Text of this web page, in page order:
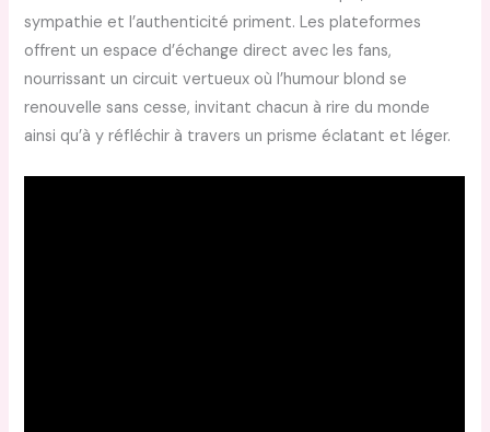
sympathie et l’authenticité priment. Les plateformes
offrent un espace d’échange direct avec les fans,
nourrissant un circuit vertueux où l’humour blond se
renouvelle sans cesse, invitant chacun à rire du monde
ainsi qu’à y réfléchir à travers un prisme éclatant et léger.